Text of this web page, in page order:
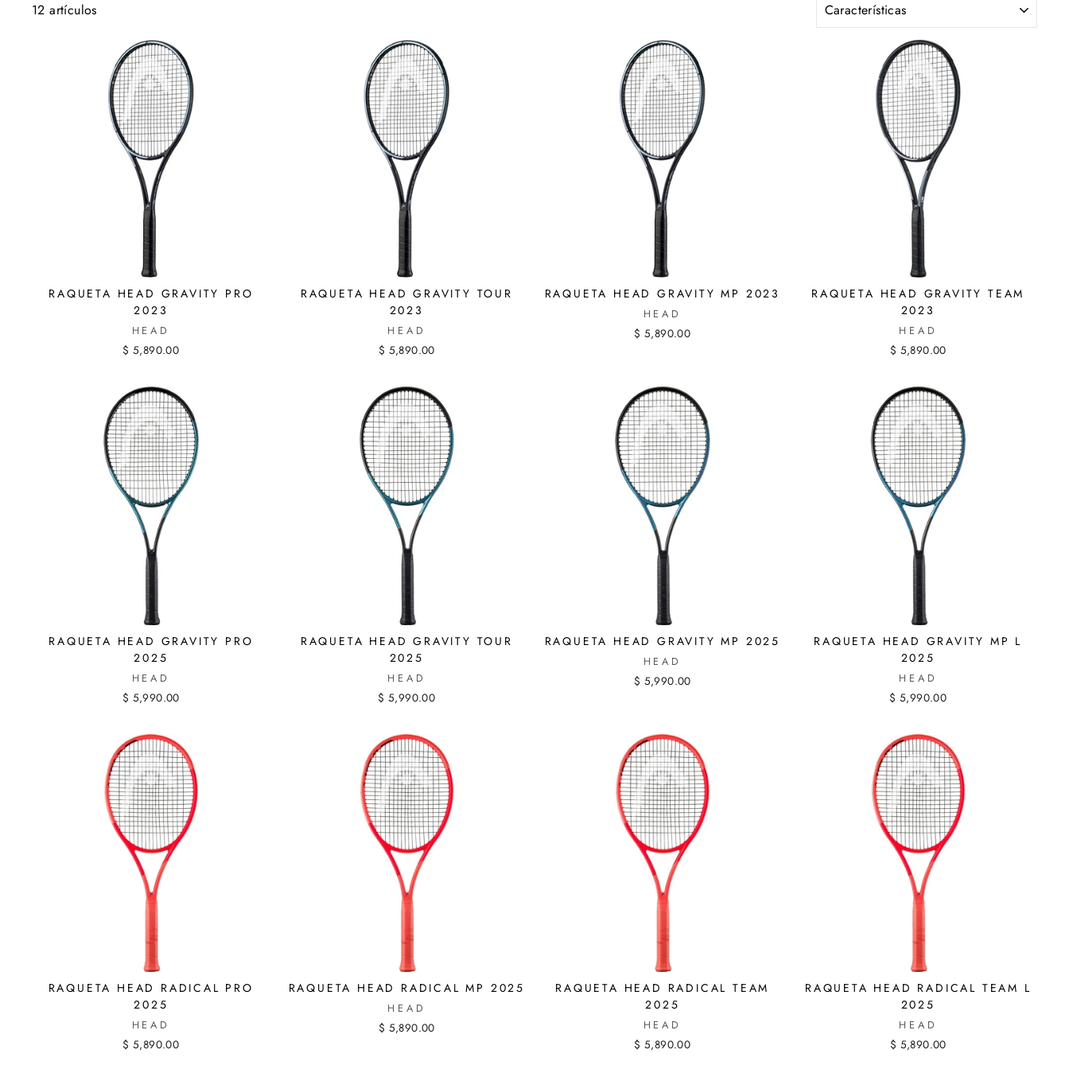
12 artículos
RAQUETA HEAD GRAVITY PRO
2023
HEAD
$ 5,890.00
RAQUETA HEAD GRAVITY TOUR
2023
HEAD
$ 5,890.00
RAQUETA HEAD GRAVITY MP 2023
HEAD
$ 5,890.00
RAQUETA HEAD GRAVITY TEAM
2023
HEAD
$ 5,890.00
RAQUETA HEAD GRAVITY PRO
2025
HEAD
$ 5,990.00
RAQUETA HEAD GRAVITY TOUR
2025
HEAD
$ 5,990.00
RAQUETA HEAD GRAVITY MP 2025
HEAD
$ 5,990.00
RAQUETA HEAD GRAVITY MP L
2025
HEAD
$ 5,990.00
RAQUETA HEAD RADICAL PRO
2025
HEAD
$ 5,890.00
RAQUETA HEAD RADICAL MP 2025
HEAD
$ 5,890.00
RAQUETA HEAD RADICAL TEAM
2025
HEAD
$ 5,890.00
RAQUETA HEAD RADICAL TEAM L
2025
HEAD
$ 5,890.00